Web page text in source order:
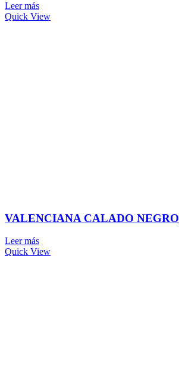
Leer más
Quick View
VALENCIANA CALADO NEGRO
Leer más
Quick View